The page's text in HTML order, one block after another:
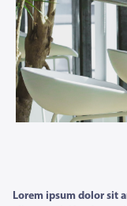
Lorem ipsum dolor sit